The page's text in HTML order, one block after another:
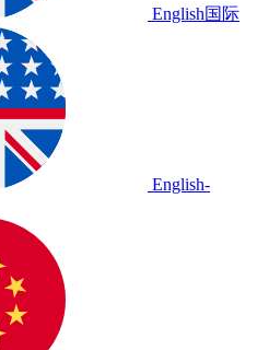
English国际
English-